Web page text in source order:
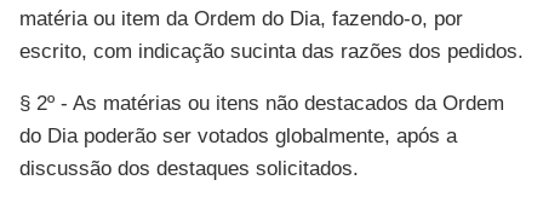
matéria ou item da Ordem do Dia, fazendo-o, por
escrito, com indicação sucinta das razões dos pedidos.
§ 2º - As matérias ou itens não destacados da Ordem
do Dia poderão ser votados globalmente, após a
discussão dos destaques solicitados.